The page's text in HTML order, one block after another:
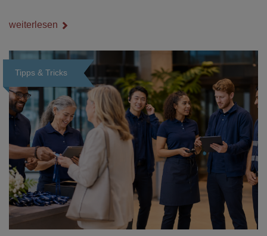
weiterlesen
Tipps & Tricks